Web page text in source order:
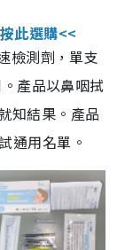
此選購<<
檢測劑，單支
產品以鼻咽拭
知結果。產品
通用名單。